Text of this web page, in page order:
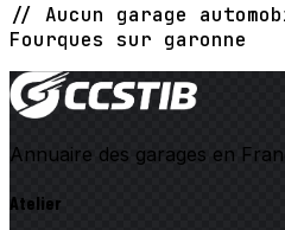
// Aucun garage
Fourques sur garonne
Annuaire des garages en
Atelier